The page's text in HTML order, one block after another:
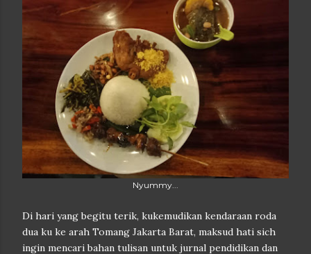
Nyummy...
Di hari yang begitu terik, kukemudikan kendaraan roda
dua ku ke arah Tomang Jakarta Barat, maksud hati sich
ingin mencari bahan tulisan untuk jurnal pendidikan dan